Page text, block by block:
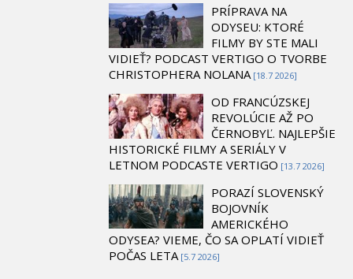
PRÍPRAVA NA
ODYSEU: KTORÉ
FILMY BY STE MALI
VIDIEŤ? PODCAST VERTIGO O TVORBE
CHRISTOPHERA NOLANA [18.7 2026]
OD FRANCÚZSKEJ
REVOLÚCIE AŽ PO
ČERNOBYĽ. NAJLEPŠIE
HISTORICKÉ FILMY A SERIÁLY V
LETNOM PODCASTE VERTIGO [13.7 2026]
PORAZÍ SLOVENSKÝ
BOJOVNÍK
AMERICKÉHO
ODYSEA? VIEME, ČO SA OPLATÍ VIDIEŤ
POČAS LETA [5.7 2026]